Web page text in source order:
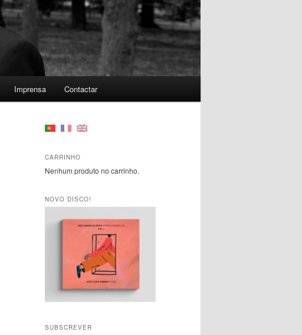
Imprensa Contactar
CARRINHO
Nenhum produto no carrinho.
NOVO DISCO!
SUBSCREVER